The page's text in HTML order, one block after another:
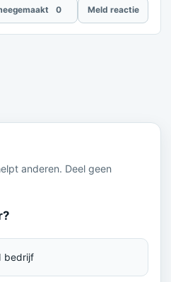
0 Meld reactie
anderen. Deel geen
bedrijf